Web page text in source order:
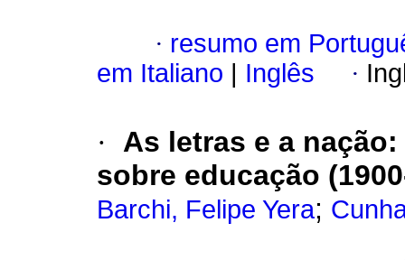
· resumo em
em Italiano
Inglês ·
·
As letras e a
sobre educação
Barchi, Felipe Yera;